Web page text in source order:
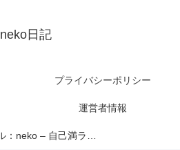
neko日記
プライバシーポリシー
運営者情報
プロフィール：neko – 自己満ライター